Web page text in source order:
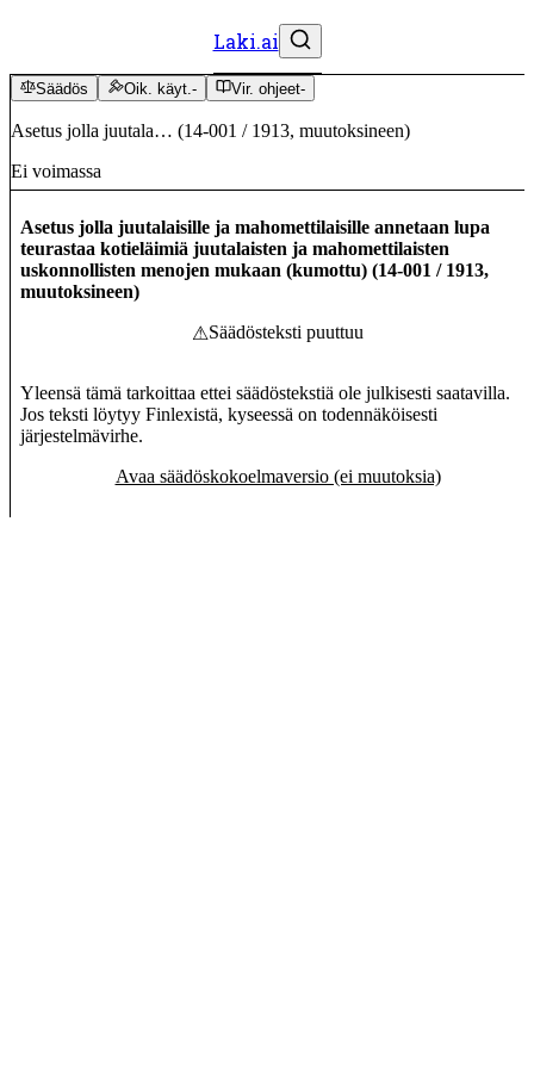
Laki.ai
Säädös Oik. käyt.- Vir. ohjeet-
Asetus jolla juutala… (14-001 / 1913, muutoksineen)
Ei voimassa
Asetus jolla juutalaisille ja mahomettilaisille annetaan lupa
teurastaa kotieläimiä juutalaisten ja mahomettilaisten
uskonnollisten menojen mukaan (kumottu) (14-001 / 1913,
muutoksineen)
⚠Säädösteksti puuttuu
Yleensä tämä tarkoittaa ettei säädöstekstiä ole julkisesti saatavilla.
Jos teksti löytyy Finlexistä, kyseessä on todennäköisesti
järjestelmävirhe.
Avaa säädöskokoelmaversio (ei muutoksia)